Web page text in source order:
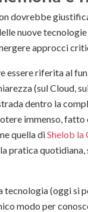
dovrebbe
nuove
approcci
essere riferita al
(sul Cloud,
dentro la
immenso,
quella diShelob la
pratica
tecnologia (oggi si
modo per